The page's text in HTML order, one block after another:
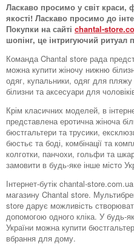
Ласкаво просимо у світ краси,
якості! Ласкаво просимо до
Покупки на сайті chantal-
шопінг, це інтригуючий ритуал
Команда Chantal store рада
можна купити жіночу нижню
одяг, купальники, одяг для
білизни та аксесуари для
Крім класичних моделей, в
представлена ​​еротична жіноча
бюстгальтери та трусики,
бюстьє та боді, комбінації та
колготки, панчохи, гольфи та
замовити в будь-яке інше місто
Інтернет-бутік chantal-
магазину Chantal store.
store дарує можливість
допомогою одного кліка. У будь-
України можна купити
вбрання для дому.